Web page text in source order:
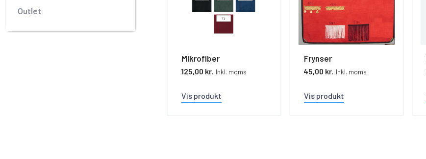
Outlet
Mikrofiber
125,00 kr. Inkl. moms
Vis produkt
Frynser
45,00 kr. Inkl. moms
Vis produkt